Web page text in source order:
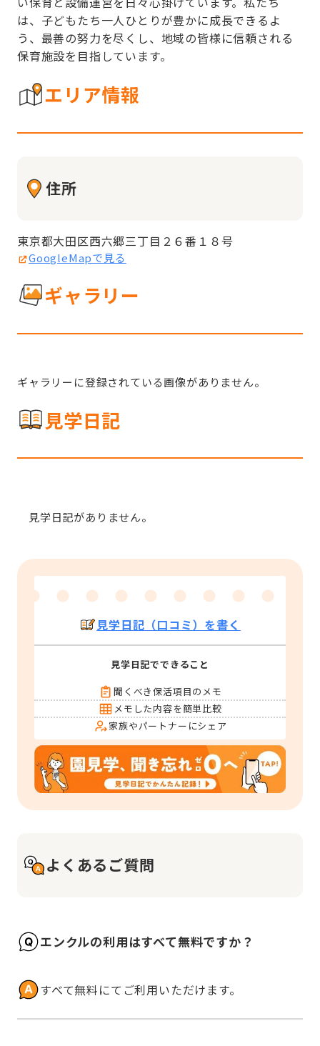
は、子どもたち一人ひとりが豊かに成長できるよ
う、最善の努力を尽くし、地域の皆様に信頼される
保育施設を目指しています。
エリア情報
住所
東京都大田区西六郷三丁目２６番１８号
GoogleMapで見る
ギャラリー
ギャラリーに登録されている画像がありません。
見学日記
見学日記がありません。
見学日記（口コミ）を書く
見学日記でできること
聞くべき保活項目のメモ
メモした内容を簡単比較
家族やパートナーにシェア
よくあるご質問
エンクルの利用はすべて無料ですか？
すべて無料にてご利用いただけます。